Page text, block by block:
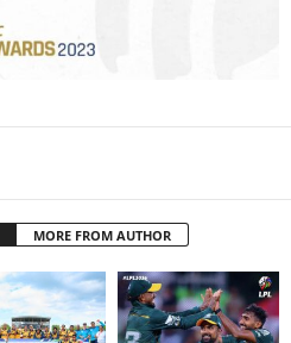
MORE FROM AUTHOR